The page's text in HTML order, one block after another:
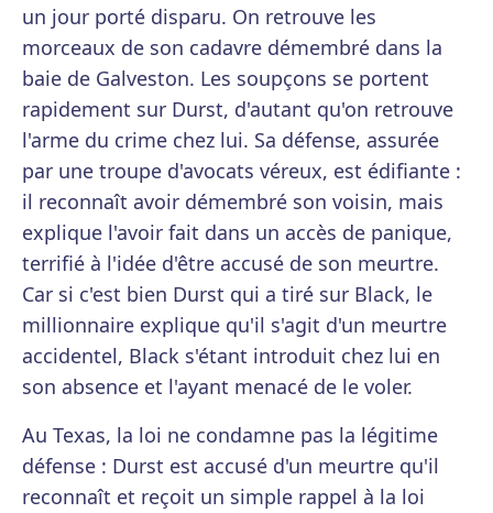
un jour porté disparu. On retrouve les
morceaux de son cadavre démembré dans la
baie de Galveston. Les soupçons se portent
rapidement sur Durst, d'autant qu'on retrouve
l'arme du crime chez lui. Sa défense, assurée
par une troupe d'avocats véreux, est édifiante :
il reconnaît avoir démembré son voisin, mais
explique l'avoir fait dans un accès de panique,
terrifié à l'idée d'être accusé de son meurtre.
Car si c'est bien Durst qui a tiré sur Black, le
millionnaire explique qu'il s'agit d'un meurtre
accidentel, Black s'étant introduit chez lui en
son absence et l'ayant menacé de le voler.
Au Texas, la loi ne condamne pas la légitime
défense : Durst est accusé d'un meurtre qu'il
reconnaît et reçoit un simple rappel à la loi